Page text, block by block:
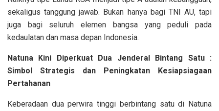
sekaligus tanggung jawab. Bukan hanya bagi TNI AU, tapi
juga bagi seluruh elemen bangsa yang peduli pada
kedaulatan dan masa depan Indonesia.
Natuna Kini Diperkuat Dua Jenderal Bintang Satu :
Simbol Strategis dan Peningkatan Kesiapsiagaan
Pertahanan
Keberadaan dua perwira tinggi berbintang satu di Natuna